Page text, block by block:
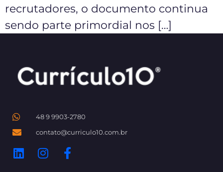
recrutadores, o documento continua
sendo parte primordial nos […]
48 9 9903-2780
contato@curriculo10.com.br